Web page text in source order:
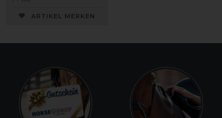
ARTIKEL MERKEN